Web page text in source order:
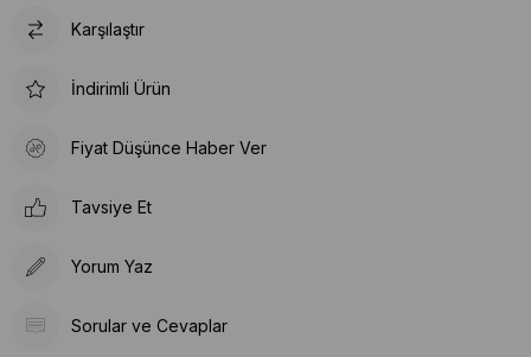
Karşılaştır
İndirimli Ürün
Fiyat Düşünce Haber Ver
Tavsiye Et
Yorum Yaz
Sorular ve Cevaplar